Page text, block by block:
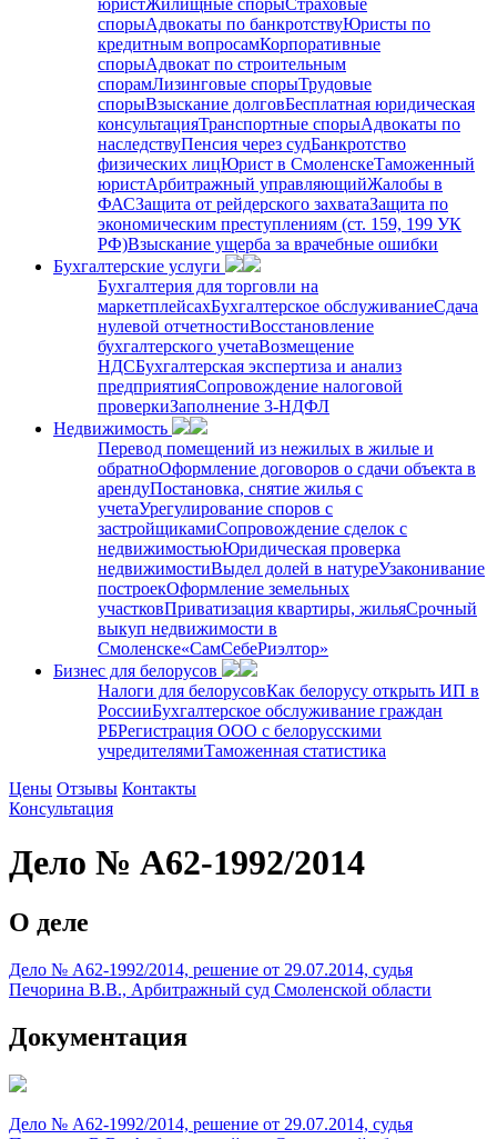
юристЖилищные спорыСтраховые
спорыАдвокаты по банкротствуЮристы по
кредитным вопросамКорпоративные
спорыАдвокат по строительным
спорамЛизинговые спорыТрудовые
спорыВзыскание долговБесплатная юридическая
консультацияТранспортные спорыАдвокаты по
наследствуПенсия через судБанкротство
физических лицЮрист в СмоленскеТаможенный
юристАрбитражный управляющийЖалобы в
ФАСЗащита от рейдерского захватаЗащита по
экономическим преступлениям (ст. 159, 199 УК
РФ)Взыскание ущерба за врачебные ошибки
Бухгалтерские услуги
Бухгалтерия для торговли на
маркетплейсахБухгалтерское обслуживаниеСдача
нулевой отчетностиВосстановление
бухгалтерского учетаВозмещение
НДСБухгалтерская экспертиза и анализ
предприятияСопровождение налоговой
проверкиЗаполнение 3-НДФЛ
Недвижимость
Перевод помещений из нежилых в жилые и
обратноОформление договоров о сдачи объекта в
арендуПостановка, снятие жилья с
учетаУрегулирование споров с
застройщикамиСопровождение сделок с
недвижимостьюЮридическая проверка
недвижимостиВыдел долей в натуреУзаконивание
построекОформление земельных
участковПриватизация квартиры, жильяСрочный
выкуп недвижимости в
Cмоленске«СамСебеРиэлтор»
Бизнес для белорусов
Налоги для белорусовКак белорусу открыть ИП в
РоссииБухгалтерское обслуживание граждан
РБРегистрация ООО с белорусскими
учредителямиТаможенная статистика
Цены Отзывы Контакты
Консультация
Дело № А62-1992/2014
О деле
Дело № А62-1992/2014, решение от 29.07.2014, судья
Печорина В.В., Арбитражный суд Смоленской области
Документация
Дело № А62-1992/2014, решение от 29.07.2014, судья